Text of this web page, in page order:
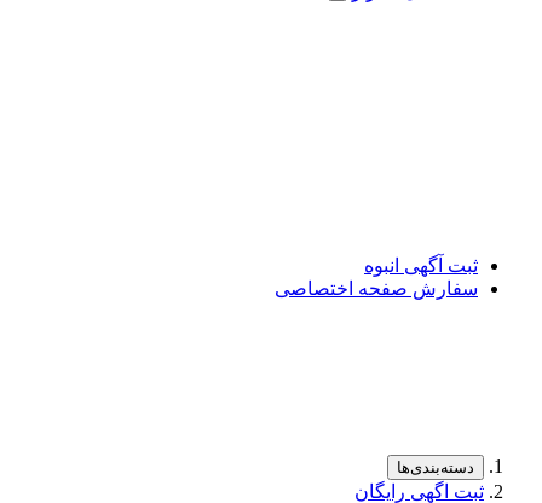
ثبت آگهی انبوه
سفارش صفحه اختصاصی
دسته‌بندی‌ها
ثبت اگهی رایگان